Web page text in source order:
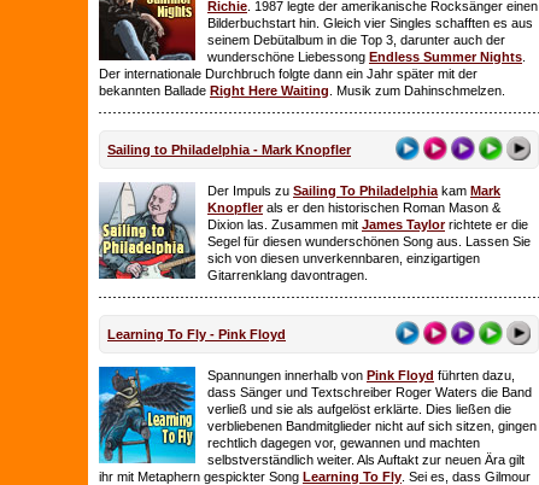
Richie . 1987 legte der amerikanische Rocksänger einen
Bilderbuchstart hin. Gleich vier Singles schafften es aus
seinem Debütalbum in die Top 3, darunter auch der
wunderschöne Liebessong Endless Summer Nights
Der internationale Durchbruch folgte dann ein Jahr später mit der
bekannten Ballade Right Here Waiting . Musik zum Dahinschmelzen.
Sailing to Philadelphia - Mark Knopfler
Der Impuls zu Sailing To Philadelphia kam Mark
Knopfler als er den historischen Roman Mason &
Dixion las. Zusammen mit James Taylorrichtete er die
Segel für diesen wunderschönen Song aus. Lassen Sie
sich von diesen unverkennbaren, einzigartigen
Gitarrenklang davontragen.
Learning To Fly - Pink Floyd
Spannungen innerhalb von Pink Floyd führten dazu,
dass Sänger und Textschreiber Roger Waters die Band
verließ und sie als aufgelöst erklärte. Dies ließen die
verbliebenen Bandmitglieder nicht auf sich sitzen, gingen
rechtlich dagegen vor, gewannen und machten
selbstverständlich weiter. Als Auftakt zur neuen Ära gilt
ihr mit Metaphern gespickter Song Learning To Fly . Sei es, dass Gilmour